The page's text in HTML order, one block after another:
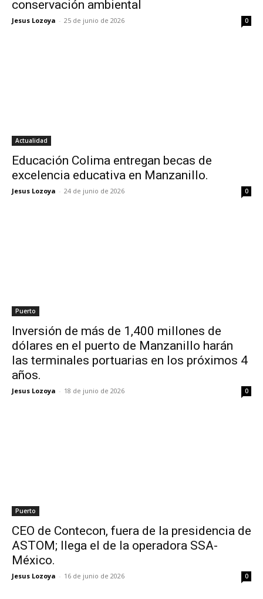
conservación ambiental
Jesus Lozoya - 25 de junio de 2026 0
Actualidad
Educación Colima entregan becas de
excelencia educativa en Manzanillo.
Jesus Lozoya - 24 de junio de 2026 0
Puerto
Inversión de más de 1,400 millones de
dólares en el puerto de Manzanillo harán
las terminales portuarias en los próximos 4
años.
Jesus Lozoya - 18 de junio de 2026 0
Puerto
CEO de Contecon, fuera de la presidencia de
ASTOM; llega el de la operadora SSA-
México.
Jesus Lozoya - 16 de junio de 2026 0